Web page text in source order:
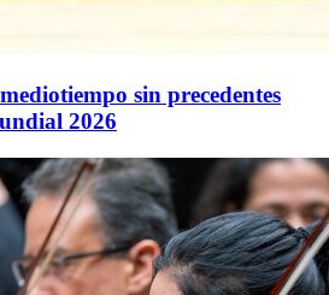
sin precedentes
2026